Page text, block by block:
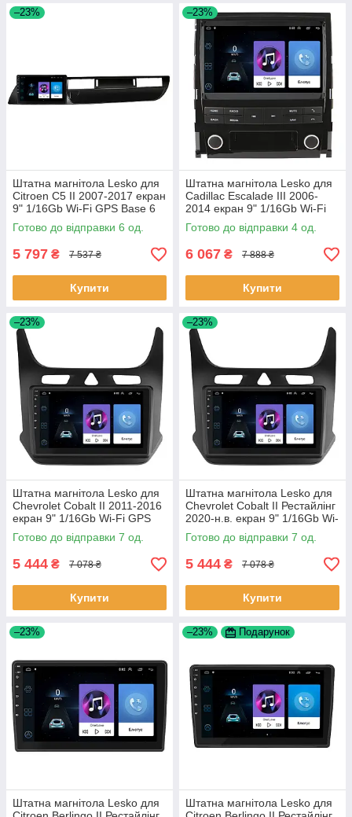
–23%
Штатна магнітола Lesko для
Citroen C5 II 2007-2017 екран
9" 1/16Gb Wi-Fi GPS Base 6
шт.
Готово до відправки 6 од.
5 797 ₴ 7 537 ₴
Купити
–23%
Штатна магнітола Lesko для
Cadillac Escalade III 2006-
2014 екран 9" 1/16Gb Wi-Fi
GPS Base Каміллак 4 шт.
Готово до відправки 4 од.
6 067 ₴ 7 888 ₴
Купити
–23%
Штатна магнітола Lesko для
Chevrolet Cobalt II 2011-2016
екран 9" 1/16Gb Wi-Fi GPS
Base Шевроле Кобальт 7 шт.
Готово до відправки 7 од.
5 444 ₴ 7 078 ₴
Купити
–23%
Штатна магнітола Lesko для
Chevrolet Cobalt II Рестайлінг
2020-н.в. екран 9" 1/16Gb Wi-
Fi GPS Base 7 шт.
Готово до відправки 7 од.
5 444 ₴ 7 078 ₴
Купити
–23%
Штатна магнітола Lesko для
–23% Подарунок
Штатна магнітола Lesko для